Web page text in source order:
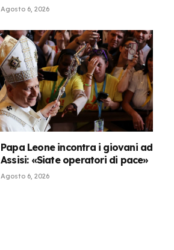
Agosto 6, 2026
Papa Leone incontra i giovani ad
Assisi: «Siate operatori di pace»
Agosto 6, 2026